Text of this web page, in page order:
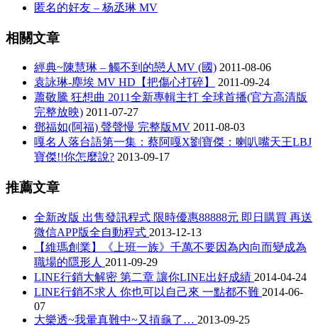
匿名的好友 – 杨丞琳 MV
相關文章
經典~陳慧琳 – 觸不到的戀人MV (國) 2011-08-06
袁詠琳-塵埃 MV HD【把傷心打碎】
2011-09-24
蕭敬騰 狂想曲 2011全新專輯主打 全球首播(官方高清版
完整放映) 2011-07-27
鄧福如(阿福) 聲聲慢 完整版MV 2011-08-03
嘎名人落台語第一集：蔡阿嘎X劉寶傑：喇叭嘴天王LBJ
寶傑!!你怎麼說? 2013-09-17
推薦文章
全新改版 出售發訊程式 限時優惠88888元 即日購買 再送
微信APP版全自動程式 2013-12-13
【維瑪創業】《上班一族》千萬不要因為內向而變成為
職場的隱形人 2011-09-29
LINE行銷大解密 第二章 讓你LINE出好成績 2014-04-24
LINE行銷不求人 你也可以自己來 一點都不難 2014-06-
07
大樂透~我暈真難中~又摃龜了… 2013-09-25